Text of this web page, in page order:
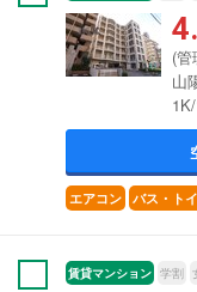
(管
山
エアコン バス・ト
賃貸マンション 学割